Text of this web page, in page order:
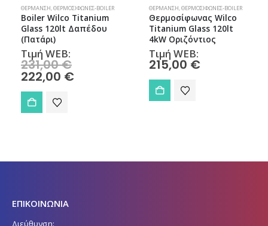
ΘΈΡΜΑΝΣΗ,ΘΕΡΜΟΣΊΦΩΝΕΣ-BOILER
Boiler Wilco Titanium
Glass 120lt Δαπέδου
(Πατάρι)
Τιμή WEB:
231,00€price
was:
222,00 €Η
ΘΈΡΜΑΝΣΗ,ΘΕΡΜΟΣΊΦΩΝΕΣ-BOILER
Θερμοσίφωνας Wilco
Titanium Glass 120lt
4kW Οριζόντιος
Τιμή WEB:
215,00 €
ΕΠΙΚΟΙΝΩΝΙΑ
Διεύθυνση: